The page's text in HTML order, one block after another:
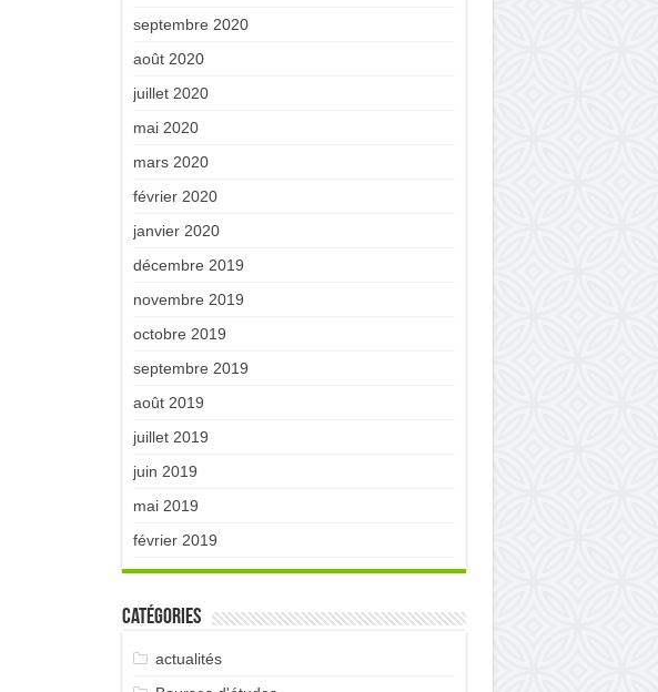
septembre 2020
août 2020
juillet 2020
mai 2020
mars 2020
février 2020
janvier 2020
décembre 2019
novembre 2019
octobre 2019
septembre 2019
août 2019
juillet 2019
juin 2019
mai 2019
février 2019
Catégories
actualités